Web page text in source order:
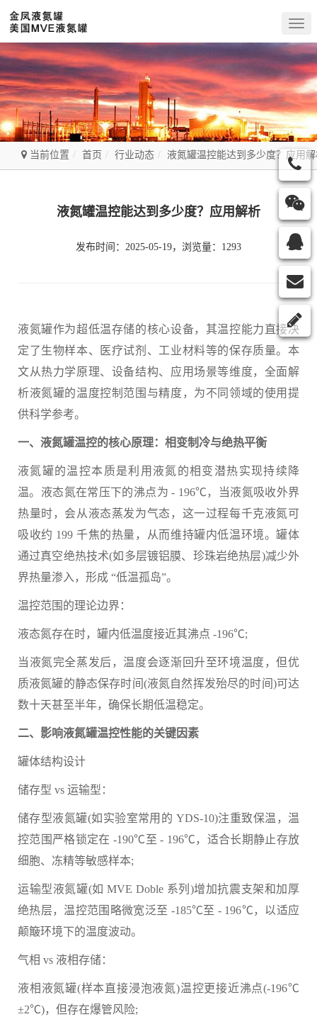
当前位置 首页 行业动态 液氮罐温控能达到多少度？应用
液氮罐温控能达到多少度？应用解析
发布时间：2025-05-19，浏览量：1293
液氮罐作为超低温存储的核心设备，其温控能力直接决
定了生物样本、医疗试剂、工业材料等的保存质量。本
文从热力学原理、设备结构、应用场景等维度，全面解
析液氮罐的温度控制范围与精度，为不同领域的使用提
供科学参考。
一、液氮罐温控的核心原理：相变制冷与绝热平衡
液氮罐的温控本质是利用液氮的相变潜热实现持续降
温。液态氮在常压下的沸点为 - 196℃，当液氮吸收外界
热量时，会从液态蒸发为气态，这一过程每千克液氮可
吸收约 199 千焦的热量，从而维持罐内低温环境。罐体
通过真空绝热技术(如多层镀铝膜、珍珠岩绝热层)减少外
界热量渗入，形成 “低温孤岛”。
温控范围的理论边界：
液态氮存在时，罐内低温度接近其沸点 -196℃;
当液氮完全蒸发后，温度会逐渐回升至环境温度，但优
质液氮罐的静态保存时间(液氮自然挥发殆尽的时间)可达
数十天甚至半年，确保长期低温稳定。
二、影响液氮罐温控性能的关键因素
罐体结构设计
储存型 vs 运输型：
储存型液氮罐(如实验室常用的 YDS-10)注重致保温，温
控范围严格锁定在 -190℃至 - 196℃，适合长期静止存放
细胞、冻精等敏感样本;
运输型液氮罐(如 MVE Doble 系列)增加抗震支架和加厚
绝热层，温控范围略微宽泛至 -185℃至 - 196℃，以适应
颠簸环境下的温度波动。
气相 vs 液相存储：
液相液氮罐(样本直接浸泡液氮)温控更接近沸点(-196℃
±2℃)，但存在爆管风险;